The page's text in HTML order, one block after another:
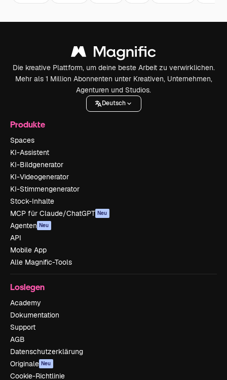
Die kreative Plattform, um deine beste Arbeit zu verwirklichen.
Mehr als 1 Million Abonnenten unter Kreativen, Unternehmen,
Agenturen und Studios.
Deutsch
Produkte
Spaces
KI-Assistent
KI-Bildgenerator
KI-Videogenerator
KI-Stimmengenerator
Stock-Inhalte
MCP für Claude/ChatGPT Neu
Agenten Neu
API
Mobile App
Alle Magnific-Tools
Loslegen
Academy
Dokumentation
Support
AGB
Datenschutzerklärung
Originale Neu
Cookie-Richtlinie